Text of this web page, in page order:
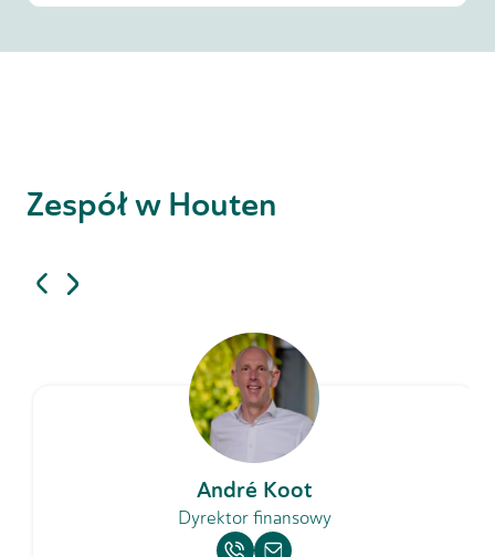
Zespół w Houten
André Koot
Dyrektor finansowy